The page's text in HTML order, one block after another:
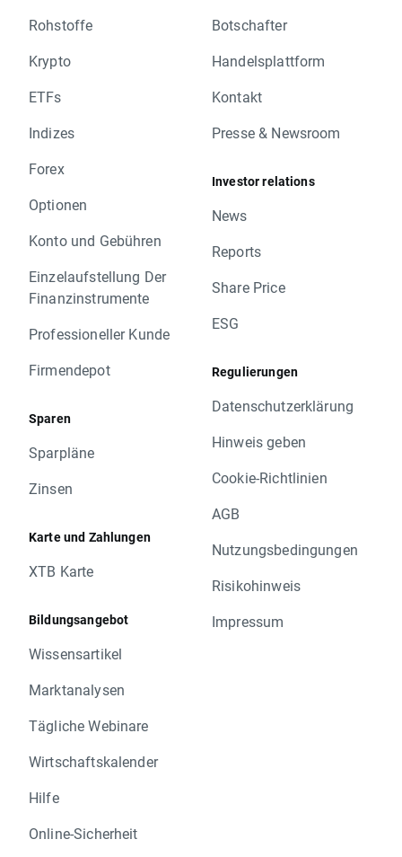
Rohstoffe
Krypto
ETFs
Indizes
Forex
Optionen
Konto und Gebühren
Einzelaufstellung Der
Finanzinstrumente
Professioneller Kunde
Firmendepot
Sparen
Sparpläne
Zinsen
Karte und Zahlungen
XTB Karte
Bildungsangebot
Wissensartikel
Marktanalysen
Tägliche Webinare
Wirtschaftskalender
Hilfe
Online-Sicherheit
Botschafter
Handelsplattform
Kontakt
Presse & Newsroom
Investor relations
News
Reports
Share Price
ESG
Regulierungen
Datenschutzerklärung
Hinweis geben
Cookie-Richtlinien
AGB
Nutzungsbedingungen
Risikohinweis
Impressum